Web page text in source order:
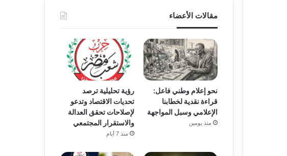
مقالات الأعضاء
نحو إعلام وطني فاعل:
قراءة نقدية لخطابنا
الإعلامي وسبل المواجهة
منذ يومين
رؤية تحليلية ترصد
تحديات الاقتصاد وتدعو
لإصلاحات تحقق العدالة
والاستقرار المجتمعي
منذ 7 أيام